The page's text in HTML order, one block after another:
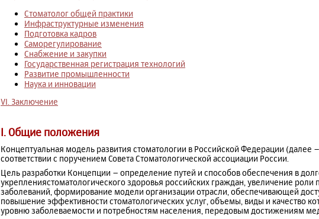
Стоматолог общей практики
Инфраструктурные изменения
Подготовка кадров
Саморегулирование
Снабжение и закупки
Государственная регистрация технологий
Развитие промышленности
Наука и инновации
VI. Заключение
I. Общие положения
Концептуальная модель развития стоматологии в Российской Федерации (далее
соответствии с поручением Совета Стоматологической ассоциации России.
Цель разработки Концепции – определение путей и способов обеспечения в
укреплениястоматологического здоровья российских граждан, увеличение роли
заболеваний, формирование модели организации отрасли, обеспечивающей
повышение эффективности стоматологических услуг, объемы, виды и качество
уровню заболеваемости и потребностям населения, передовым достижениям